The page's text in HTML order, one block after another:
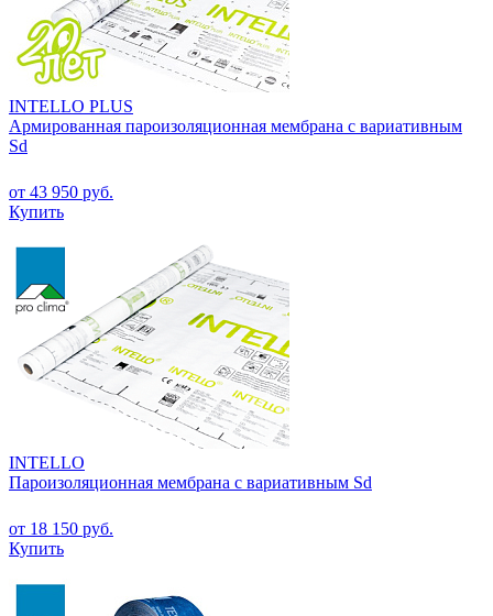
INTELLO PLUS
Армированная пароизоляционная мембрана с вариативным
Sd
от 43 950 руб.
Купить
INTELLO
Пароизоляционная мембрана с вариативным Sd
от 18 150 руб.
Купить